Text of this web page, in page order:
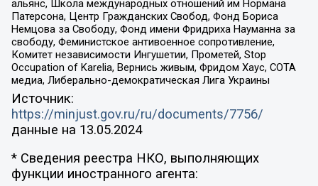
альянс, Школа международных отношений им Нормана
Патерсона, Центр Гражданских Свобод, Фонд Бориса
Немцова за Свободу, Фонд имени Фридриха Науманна за
свободу, Феминистское антивоенное сопротивление,
Комитет независимости Ингушетии, Прометей, Stop
Occupation of Karelia, Вернись живым, Фридом Хаус, СОТА
медиа, Либерально-демократическая Лига Украины
Источник:
https://minjust.gov.ru/ru/documents/7756/
данные на 13.05.2024
* Сведения реестра НКО, выполняющих
функции иностранного агента: